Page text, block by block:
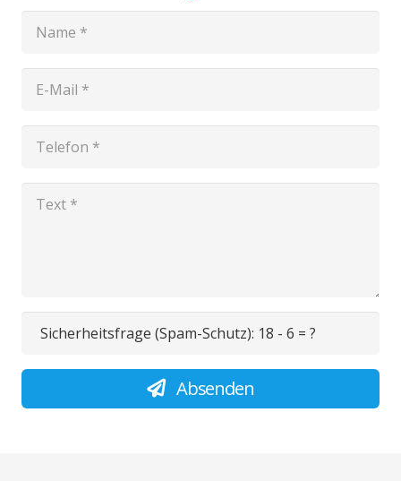
Sicherheitsfrage (Spam-Schutz): 18 - 6 = ?
Absenden